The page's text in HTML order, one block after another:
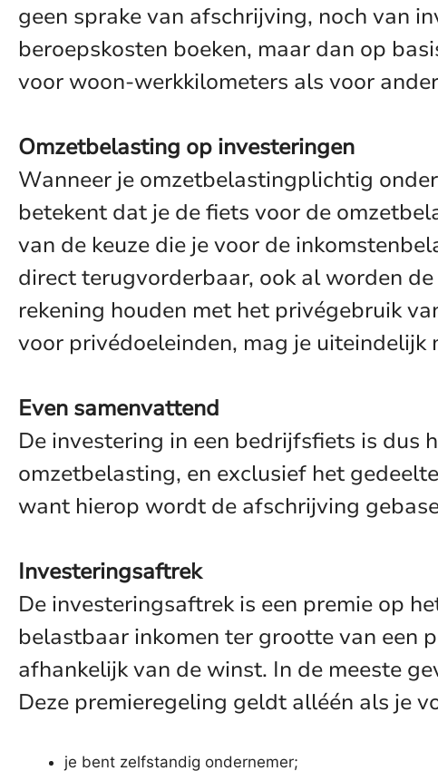
geen sprake van afschrijving, noch van
beroepskosten boeken, maar dan op
voor woon-werkkilometers als voor
Omzetbelasting op investeringen
Wanneer je omzetbelastingplichtig
betekent dat je de fiets voor de
van de keuze die je voor de
direct terugvorderbaar, ook al worden
rekening houden met het privégebruik
voor privédoeleinden, mag je
Even samenvattend
De investering in een bedrijfsfiets is
omzetbelasting, en exclusief het
want hierop wordt de afschrijving
Investeringsaftrek
De investeringsaftrek is een premie op
belastbaar inkomen ter grootte van een
afhankelijk van de winst. In de meeste
Deze premieregeling geldt alléén als je
je bent zelfstandig ondernemer;